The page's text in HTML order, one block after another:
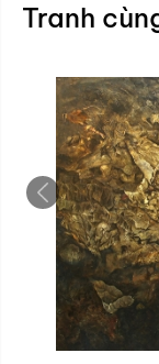
Tranh